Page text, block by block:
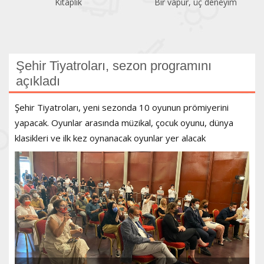
Şehir Tiyatroları, sezon programını
açıkladı
Şehir Tiyatroları, yeni sezonda 10 oyunun prömiyerini
yapacak. Oyunlar arasında müzikal, çocuk oyunu, dünya
klasikleri ve ilk kez oynanacak oyunlar yer alacak